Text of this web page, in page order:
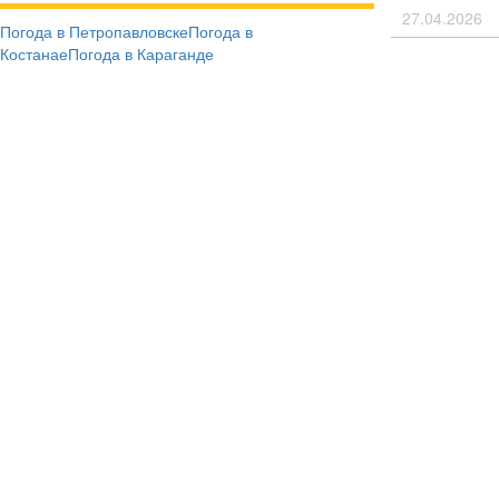
Погода в ПетропавловскеПогода в
КостанаеПогода в Караганде
27.04.2026